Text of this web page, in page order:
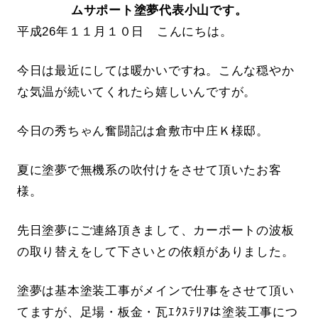
ムサポート塗夢代表小山です。
平成26年１１月１０日 こんにちは。
今日は最近にしては暖かいですね。こんな穏やか
な気温が続いてくれたら嬉しいんですが。
今日の秀ちゃん奮闘記は倉敷市中庄Ｋ様邸。
夏に塗夢で無機系の吹付けをさせて頂いたお客
様。
先日塗夢にご連絡頂きまして、カーポートの波板
の取り替えをして下さいとの依頼がありました。
塗夢は基本塗装工事がメインで仕事をさせて頂い
てますが、足場・板金・瓦ｴｸｽﾃﾘｱは塗装工事につ